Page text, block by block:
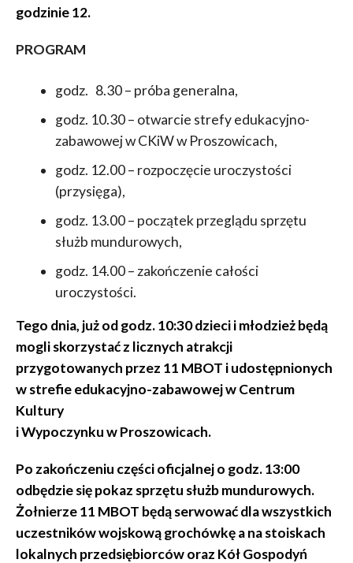
godzinie 12.
PROGRAM
godz. 8.30 – próba generalna,
godz. 10.30 – otwarcie strefy edukacyjno-
zabawowej w CKiW w Proszowicach,
godz. 12.00 – rozpoczęcie uroczystości
(przysięga),
godz. 13.00 – początek przeglądu sprzętu
służb mundurowych,
godz. 14.00 – zakończenie całości
uroczystości.
Tego dnia, już od godz. 10:30 dzieci i młodzież będą
mogli skorzystać z licznych atrakcji
przygotowanych przez 11 MBOT i udostępnionych
w strefie edukacyjno-zabawowej w Centrum
Kultury
i Wypoczynku w Proszowicach.
Po zakończeniu części oficjalnej o godz. 13:00
odbędzie się pokaz sprzętu służb mundurowych.
Żołnierze 11 MBOT będą serwować dla wszystkich
uczestników wojskową grochówkę a na stoiskach
lokalnych przedsiębiorców oraz Kół Gospodyń